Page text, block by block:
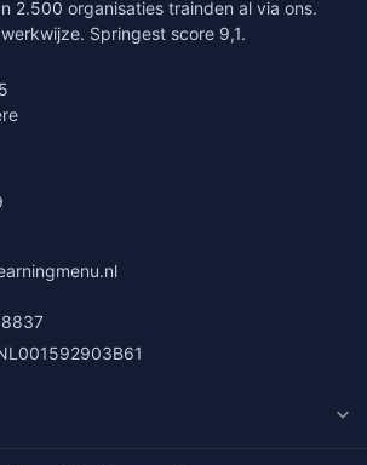
2.500 organisaties trainden al via ons.
Springest score 9,1.